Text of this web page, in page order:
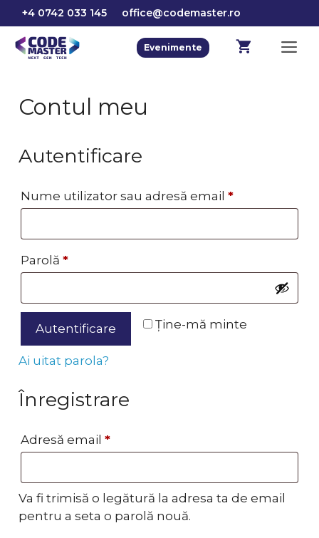
la
conținut
+4 0742 033 145 office@codemaster.ro
Evenimente
Contul meu
Autentificare
Nume utilizator sau adresă email*Obligatoriu
Parolă*Obligatoriu
Ține-mă minte
Autentificare
Ai uitat parola?
Înregistrare
Adresă email*Obligatoriu
Va fi trimisă o legătură la adresa ta de email
pentru a seta o parolă nouă.